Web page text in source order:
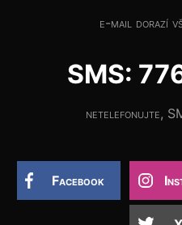
e-mail dorazí
SMS:
netelefonujte,
Facebook